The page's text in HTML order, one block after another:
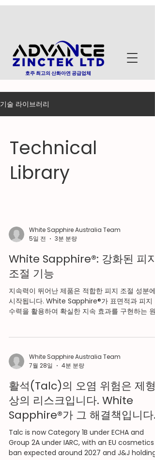
호주 최고의 산화아연 공급업체
기술 라이브러리
Technical
Library
White Sapphire Australia Team
5일 전
3분 분량
White Sapphire®: 강화된 피지
조절 기능
지속력이 뛰어난 제품은 적합한 피지 조절 성분에
시작됩니다. White Sapphire®가 표면적과 피지
수력을 활용하여 확실한 지속 효과를 구현하는 원
다. 피지 분해로 인한 실질적 비용: 색조 화장품의
속력 및 자외선 차단제(선크림)의 실제 SPF 효과에
적(4~7.5 m²/g)과 오일 흡수력(50~100 g/100g)
이 단순한 마케팅 문구가 아닌, 검증 가능한 성능의
한계를 결정짓는 방식 코팅 방식보다 흡착 방식이
우수한 이유: 전단력(shear), 열, 또는 pH 변화에
성능이 저하되지 않는 메커니즘 화이트 사파이어®
매트: 최적의 유분 조절 성능을 위한 최적의 선택
분 조절과 산뜻한 마무리감이 중요한 제형 목표라
면, 화
White Sapphire Australia Team
7월 28일
4분 분량
활석(Talc)의 오염 위험은 제형
상의 리스크입니다. White
Sapphire®가 그 해결책입니다.
Talc is now Category 1B under ECHA and
Group 2A under IARC, with an EU cosmetics
ban expected around 2027 and J&J holding